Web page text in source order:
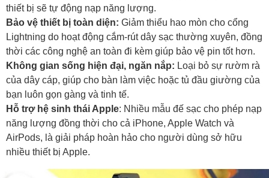
thiết bị sẽ tự động nạp năng lượng.
Bảo vệ thiết bị toàn diện: Giảm thiểu hao mòn cho cổng
Lightning do hoạt động cắm-rút dây sạc thường xuyên, đồng
thời các công nghệ an toàn đi kèm giúp bảo vệ pin tốt hơn.
Không gian sống hiện đại, ngăn nắp: Loại bỏ sự rườm rà
của dây cáp, giúp cho bàn làm việc hoặc tủ đầu giường của
bạn luôn gọn gàng và tinh tế.
Hỗ trợ hệ sinh thái Apple: Nhiều mẫu đế sạc cho phép nạp
năng lượng đồng thời cho cả iPhone, Apple Watch và
AirPods, là giải pháp hoàn hảo cho người dùng sở hữu
nhiều thiết bị Apple.